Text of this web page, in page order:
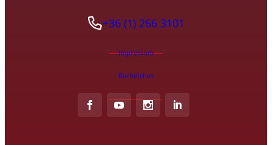
+36 (1) 266 3101
Impressum
Rechtliches